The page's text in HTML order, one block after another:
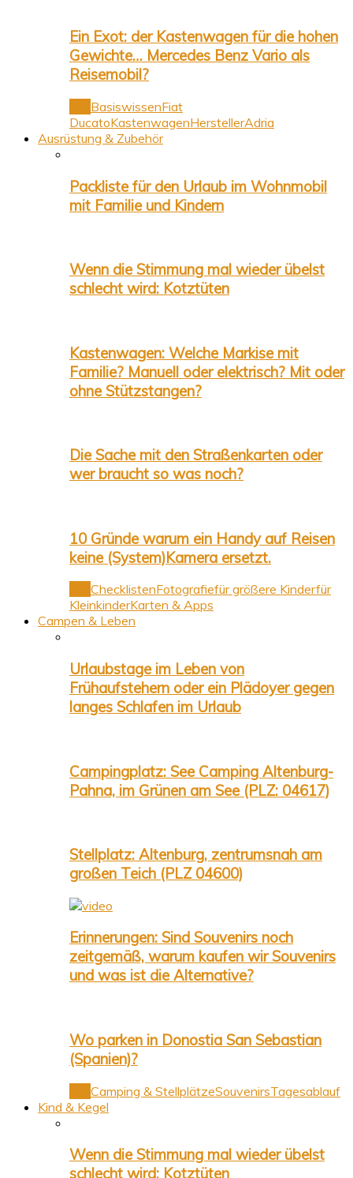
Ein Exot: der Kastenwagen für die hohen
Gewichte… Mercedes Benz Vario als
Reisemobil?
BasiswissenFiat
DucatoKastenwagenHerstellerAdria
Ausrüstung & Zubehör
Packliste für den Urlaub im Wohnmobil
mit Familie und Kindern
Wenn die Stimmung mal wieder übelst
schlecht wird: Kotztüten
Kastenwagen: Welche Markise mit
Familie? Manuell oder elektrisch? Mit oder
ohne Stützstangen?
Die Sache mit den Straßenkarten oder
wer braucht so was noch?
10 Gründe warum ein Handy auf Reisen
keine (System)Kamera ersetzt.
ChecklistenFotografiefür größere Kinderfür
KleinkinderKarten & Apps
Campen & Leben
Urlaubstage im Leben von
Frühaufstehern oder ein Plädoyer gegen
langes Schlafen im Urlaub
Campingplatz: See Camping Altenburg-
Pahna, im Grünen am See (PLZ: 04617)
Stellplatz: Altenburg, zentrumsnah am
großen Teich (PLZ 04600)
Erinnerungen: Sind Souvenirs noch
zeitgemäß, warum kaufen wir Souvenirs
und was ist die Alternative?
Wo parken in Donostia San Sebastian
(Spanien)?
Camping & StellplätzeSouvenirsTagesablauf
Kind & Kegel
Wenn die Stimmung mal wieder übelst
schlecht wird: Kotztüten